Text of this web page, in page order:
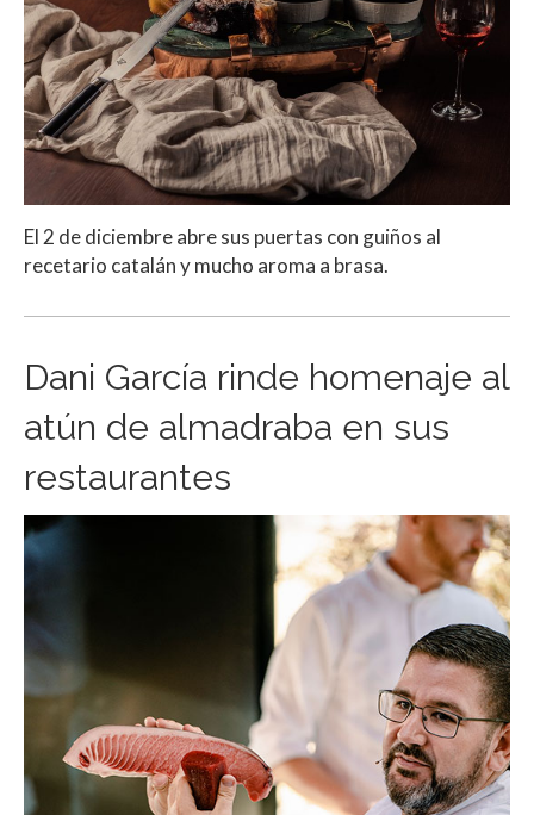
El 2 de diciembre abre sus puertas con guiños al
recetario catalán y mucho aroma a brasa.
Dani García rinde homenaje al
atún de almadraba en sus
restaurantes